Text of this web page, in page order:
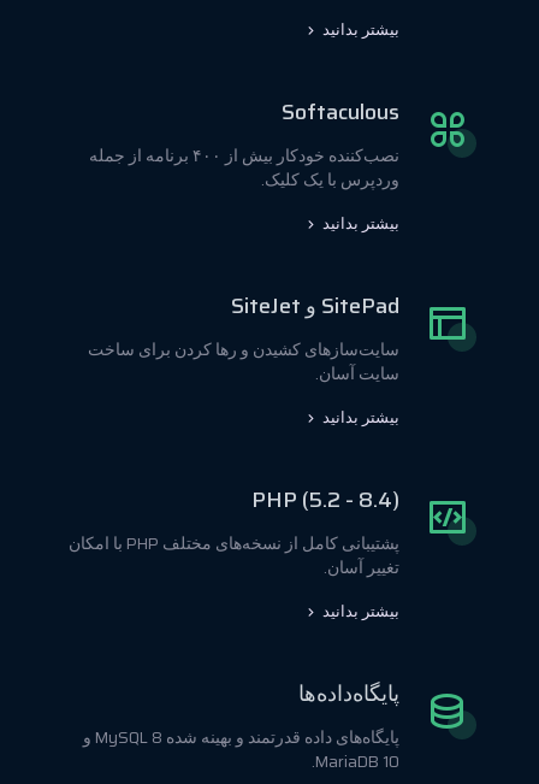
بیشتر بدانید
Softaculous
نصب‌کننده خودکار بیش از ۴۰۰ برنامه از جمله
وردپرس با یک کلیک.
بیشتر بدانید
SitePad و SiteJet
سایت‌سازهای کشیدن و رها کردن برای ساخت
سایت آسان.
بیشتر بدانید
PHP (5.2 - 8.4)
پشتیبانی کامل از نسخه‌های مختلف PHP با امکان
تغییر آسان.
بیشتر بدانید
پایگاه‌داده‌ها
پایگاه‌های داده قدرتمند و بهینه شده MySQL 8 و
MariaDB 10.